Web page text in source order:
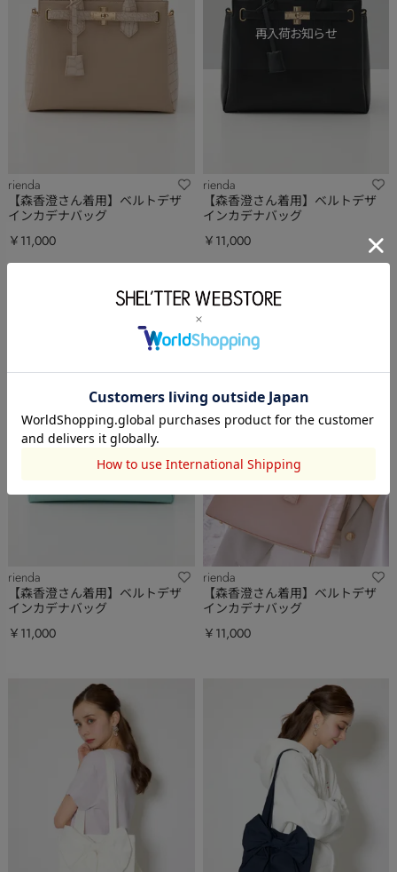
rienda
【森香澄さん着用】ベルトデザ
インカデナバッグ
￥11,000
rienda
【森香澄さん着用】ベルトデザ
インカデナバッグ
￥11,000
rienda
【森香澄さん着用】ベルトデザ
インカデナバッグ
￥11,000
rienda
【森香澄さん着用】ベルトデザ
インカデナバッグ
￥11,000